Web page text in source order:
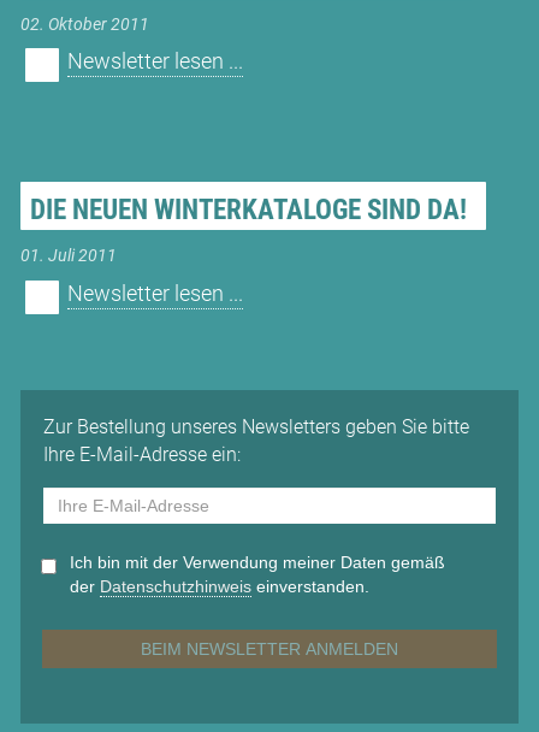
02. Oktober 2011
Newsletter lesen ...
DIE NEUEN WINTERKATALOGE SIND DA!
01. Juli 2011
Newsletter lesen ...
Zur Bestellung unseres Newsletters geben Sie bitte
Ihre E-Mail-Adresse ein:
Ich bin mit der Verwendung meiner Daten gemäß
der Datenschutz­hinweiseinverstanden.
BEIM NEWSLETTER ANMELDEN